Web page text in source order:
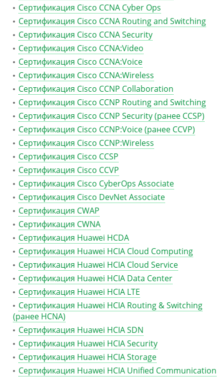
Сертификация Cisco CCNA Cyber Ops
Сертификация Cisco CCNA Routing and Switching
Сертификация Cisco CCNA Security
Сертификация Cisco CCNA:Video
Сертификация Cisco CCNA:Voice
Сертификация Cisco CCNA:Wireless
Сертификация Cisco CCNP Collaboration
Сертификация Cisco CCNP Routing and Switching
Сертификация Cisco CCNP Security (ранее CCSP)
Сертификация Cisco CCNP:Voice (ранее CCVP)
Сертификация Cisco CCNP:Wireless
Сертификация Cisco CCSP
Сертификация Cisco CCVP
Сертификация Cisco CyberOps Associate
Сертификация Cisco DevNet Associate
Сертификация CWAP
Сертификация CWNA
Сертификация Huawei HCDA
Сертификация Huawei HCIA Cloud Computing
Сертификация Huawei HCIA Cloud Service
Сертификация Huawei HCIA Data Center
Сертификация Huawei HCIA LTE
Сертификация Huawei HCIA Routing & Switching
(ранее HCNA)
Сертификация Huawei HCIA SDN
Сертификация Huawei HCIA Security
Сертификация Huawei HCIA Storage
Сертификация Huawei HCIA Unified Communication